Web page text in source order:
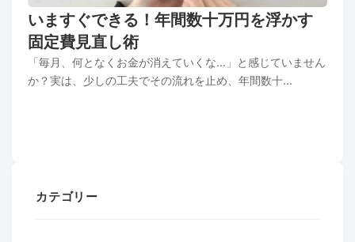
いますぐできる！年間数十万円を浮かす
固定費見直し術
「毎月、何となくお金が消えていくな…」と感じていません
か？実は、少しの工夫でその流れを止め、年間数十...
カテゴリー